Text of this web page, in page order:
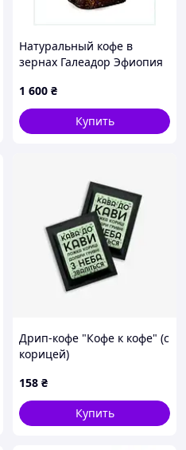
Натуральный кофе в
зернах Галеадор Эфиопия
14MM7M0457
1 600 ₴
Купить
Дрип-кофе "Кофе к кофе" (с
корицей)
158 ₴
Купить